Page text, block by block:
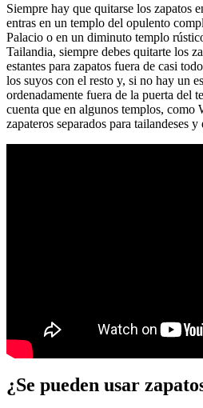
Siempre hay que quitarse los zapatos
entras en un templo del opulento
Palacio o en un diminuto templo
Tailandia, siempre debes quitarte los
estantes para zapatos fuera de casi
los suyos con el resto y, si no hay un
ordenadamente fuera de la puerta del
cuenta que en algunos templos, como
zapateros separados para tailandeses y
¿Se pueden usar